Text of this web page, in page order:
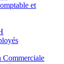
et
Commerciale